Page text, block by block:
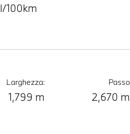
l/100km
Larghezza:
1,799 m
Passo
2,670 m